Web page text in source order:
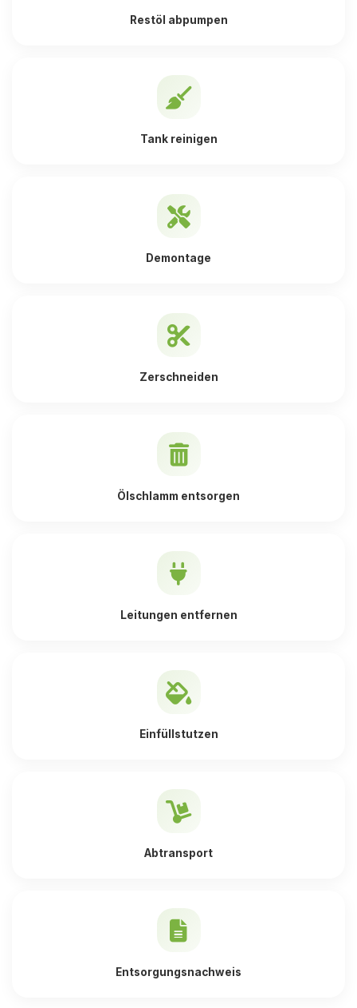
Restöl abpumpen
Tank reinigen
Demontage
Zerschneiden
Ölschlamm entsorgen
Leitungen entfernen
Einfüllstutzen
Abtransport
Entsorgungsnachweis